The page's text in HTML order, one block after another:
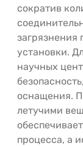
сократив
загрязнения
установки.
научных
оснащения.
летучими
процесса, а